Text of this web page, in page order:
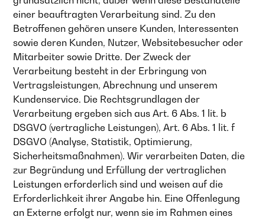
einer beauftragten Verarbeitung sind. Zu den
Betroffenen gehören unsere Kunden, Interessenten
sowie deren Kunden, Nutzer, Websitebesucher oder
Mitarbeiter sowie Dritte. Der Zweck der
Verarbeitung besteht in der Erbringung von
Vertragsleistungen, Abrechnung und unserem
Kundenservice. Die Rechtsgrundlagen der
Verarbeitung ergeben sich aus Art. 6 Abs. 1 lit. b
DSGVO (vertragliche Leistungen), Art. 6 Abs. 1 lit. f
DSGVO (Analyse, Statistik, Optimierung,
Sicherheitsmaßnahmen). Wir verarbeiten Daten, die
zur Begründung und Erfüllung der vertraglichen
Leistungen erforderlich sind und weisen auf die
Erforderlichkeit ihrer Angabe hin. Eine Offenlegung
an Externe erfolgt nur, wenn sie im Rahmen eines